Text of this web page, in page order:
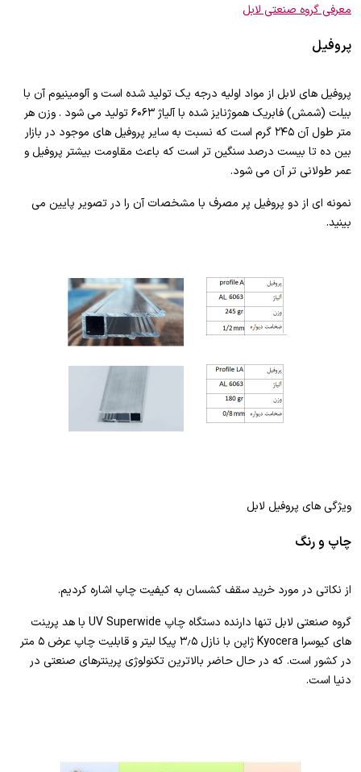
معرفی گروه صنعتی لابل
پروفیل
پروفیل های لابل از مواد اولیه درجه یک تولید شده است و آلومینیوم آن با
بیلت (شمش) فابریک هموژنایز شده با آلیاژ ۶۰۶۳ تولید می شود . وزن هر
متر طول آن ۲۴۵ گرم است که نسبت به سایر پروفیل های موجود در بازار
بین ده تا بیست درصد سنگین تر است که باعث مقاومت بیشتر پروفیل و
عمر طولانی تر آن می شود.
نمونه ای از دو پروفیل پر مصرف با مشخصات آن را در تصویر پایین می
بینید.
ویژگی های پروفیل لابل
چاپ و رنگ
از نکاتی در مورد خرید سقف کشسان به کیفیت چاپ اشاره کردیم.
گروه صنعتی لابل تنها دارنده دستگاه چاپ UV Superwide با هد پرینت
های کیوسرا Kyocera ژاپن با نازل ۳٫۵ پیکا لیتر و قابلیت چاپ عرض ۵ متر
در کشور است. که در حال حاضر بالاترین تکنولوژی پرینترهای صنعتی در
دنیا است.